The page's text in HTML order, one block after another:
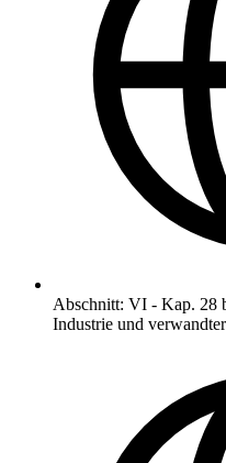
Abschnitt: VI - Kap. 28
Industrie und